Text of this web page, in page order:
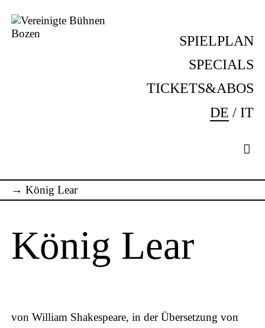
Skip
SPIELPLAN
SPECIALS
TICKETS&ABOS
DE
IT
→König Lear
König Lear
von William Shakespeare, in der Übersetzung von